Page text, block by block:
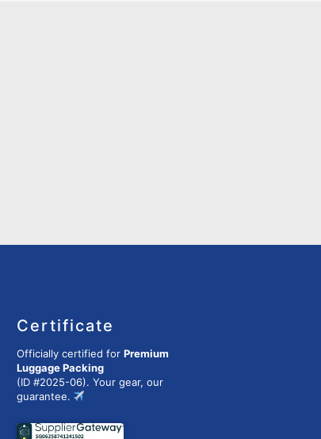
Certificate
Officially certified for Premium
Luggage Packing
(ID #2025-06). Your gear, our
guarantee.